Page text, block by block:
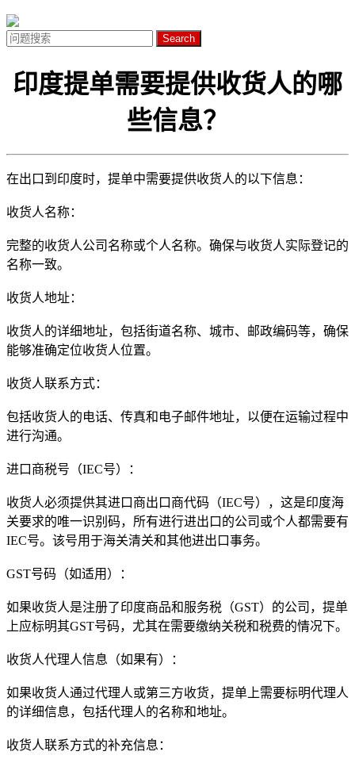
Search
印度提单需要提供收货人的哪
些信息？
在出口到印度时，提单中需要提供收货人的以下信息：
收货人名称：
完整的收货人公司名称或个人名称。确保与收货人实际登记的
名称一致。
收货人地址：
收货人的详细地址，包括街道名称、城市、邮政编码等，确保
能够准确定位收货人位置。
收货人联系方式：
包括收货人的电话、传真和电子邮件地址，以便在运输过程中
进行沟通。
进口商税号（IEC号）：
收货人必须提供其进口商出口商代码（IEC号），这是印度海
关要求的唯一识别码，所有进行进出口的公司或个人都需要有
IEC号。该号用于海关清关和其他进出口事务。
GST号码（如适用）：
如果收货人是注册了印度商品和服务税（GST）的公司，提单
上应标明其GST号码，尤其在需要缴纳关税和税费的情况下。
收货人代理人信息（如果有）：
如果收货人通过代理人或第三方收货，提单上需要标明代理人
的详细信息，包括代理人的名称和地址。
收货人联系方式的补充信息：